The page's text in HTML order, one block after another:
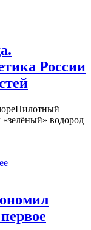
России
водород